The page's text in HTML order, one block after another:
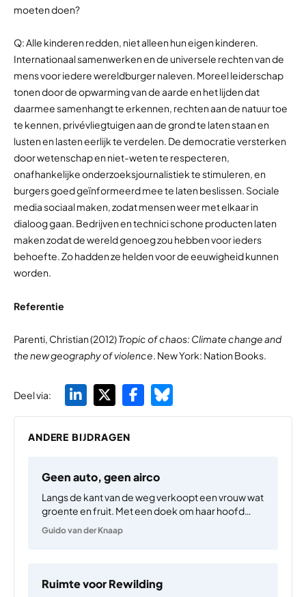
moeten doen?
Q: Alle kinderen redden, niet alleen hun eigen kinderen.
Internationaal samenwerken en de universele rechten van de
mens voor iedere wereldburger naleven. Moreel leiderschap
tonen door de opwarming van de aarde en het lijden dat
daarmee samenhangt te erkennen, rechten aan de natuur toe
te kennen, privévliegtuigen aan de grond te laten staan en
lusten en lasten eerlijk te verdelen. De democratie versterken
door wetenschap en niet-weten te respecteren,
onafhankelijke onderzoeksjournalistiek te stimuleren, en
burgers goed geïnformeerd mee te laten beslissen. Sociale
media sociaal maken, zodat mensen weer met elkaar in
dialoog gaan. Bedrijven en technici schone producten laten
maken zodat de wereld genoeg zou hebben voor ieders
behoefte. Zo hadden ze helden voor de eeuwigheid kunnen
worden.
Referentie
Parenti, Christian (2012)Tropic of chaos: Climate change and
the new geography of violence. New York: Nation Books.
Deel via:
ANDERE BIJDRAGEN
Geen auto, geen airco
Langs de kant van de weg verkoopt een vrouw wat
groente en fruit. Met een doek om haar hoofd
probeert zij zich tevergeefs tegen de brandende
zon te beschermen – het is hartje zomer en de
Guido van der Knaap
Ruimte voor Rewilding